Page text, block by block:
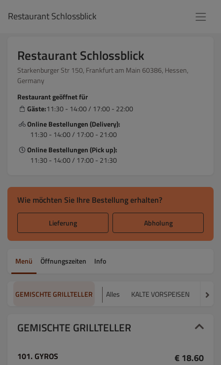
Restaurant Schlossblick
Restaurant Schlossblick
Starkenburger Str 150, Frankfurt am Main 60386, Hessen,
Germany
Restaurant geöffnet für
Gäste:11:30 - 14:00 / 17:00 - 22:00
Online Bestellungen (Delivery):
11:30 - 14:00 / 17:00 - 21:00
Online Bestellungen (Pick up):
11:30 - 14:00 / 17:00 - 21:30
Wie möchten Sie Ihre Bestellung erhalten?
Lieferung Abholung
Menü Öffnungszeiten Info
GEMISCHTE GRILLTELLER Alles KALTE VORSPEISEN
GEMISCHTE GRILLTELLER
101. GYROS € 18.60